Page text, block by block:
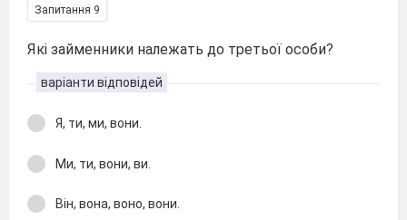
Запитання 9
Які займенники належать до третьої особи?
варіанти відповідей
Я, ти, ми, вони.
Ми, ти, вони, ви.
Він, вона, воно, вони.